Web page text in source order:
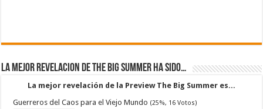
La mejor revelacion de The Big Summer ha sido…
La mejor revelación de la Preview The Big Summer es...
Guerreros del Caos para el Viejo Mundo (25%, 16 Votos)